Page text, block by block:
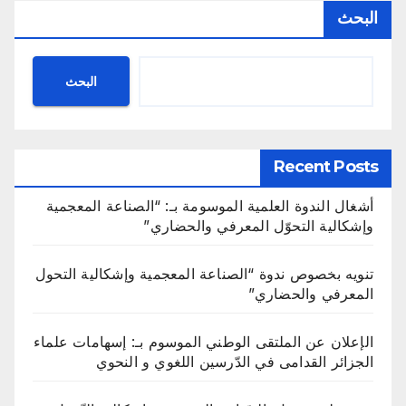
البحث
البحث
Recent Posts
أشغال الندوة العلمية الموسومة بـ: “الصناعة المعجمية
وإشكالية التحوّل المعرفي والحضاري”
تنويه بخصوص ندوة “الصناعة المعجمية وإشكالية التحول
المعرفي والحضاري”
الإعلان عن الملتقى الوطني الموسوم بـ: إسهامات علماء
الجزائر القدامى في الدّرسين اللغوي و النحوي